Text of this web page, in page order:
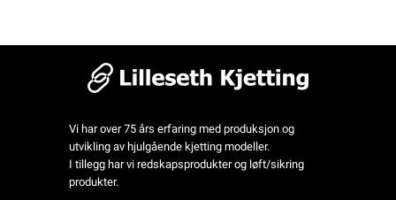
Vi har over 75 års erfaring med produksjon og
utvikling av hjulgående kjetting modeller.
I tillegg har vi redskapsprodukter og løft/sikring
produkter.